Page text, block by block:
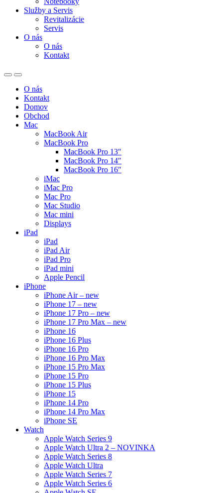
Služby a Servis
Revitalizácie
Servis
O nás
O nás
Kontakt
O nás
Kontakt
Domov
Obchod
Mac
MacBook Air
MacBook Pro
MacBook Pro 13″
MacBook Pro 14″
MacBook Pro 16″
iMac
iMac Pro
Mac Pro
Mac Studio
Mac mini
Displays
iPad
iPad
iPad Air
iPad Pro
iPad mini
Apple Pencil
iPhone
iPhone Air – new
iPhone 17 – new
iPhone 17 Pro – new
iPhone 17 Pro Max – new
iPhone 16
iPhone 16 Plus
iPhone 16 Pro
iPhone 16 Pro Max
iPhone 15 Pro Max
iPhone 15 Pro
iPhone 15 Plus
iPhone 15
iPhone 14 Pro
iPhone 14 Pro Max
iPhone SE
Watch
Apple Watch Series 9
Apple Watch Ultra 2 – NOVINKA
Apple Watch Series 8
Apple Watch Ultra
Apple Watch Series 7
Apple Watch Series 6